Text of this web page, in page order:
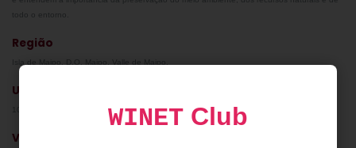
todo o entorno.
Região
Isla de Maipo. D.O. Maipo, Valle de Maipo.
Uvas
Vinificação
WINET Club